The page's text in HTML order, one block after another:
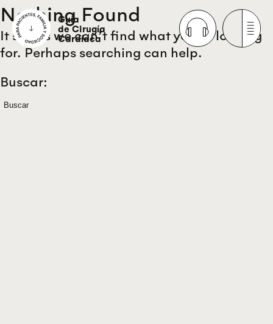
Guía
de Cirugía
Cardíaca
Nothing Found
It seems we can’t find what you’re looking
for. Perhaps searching can help.
Buscar: